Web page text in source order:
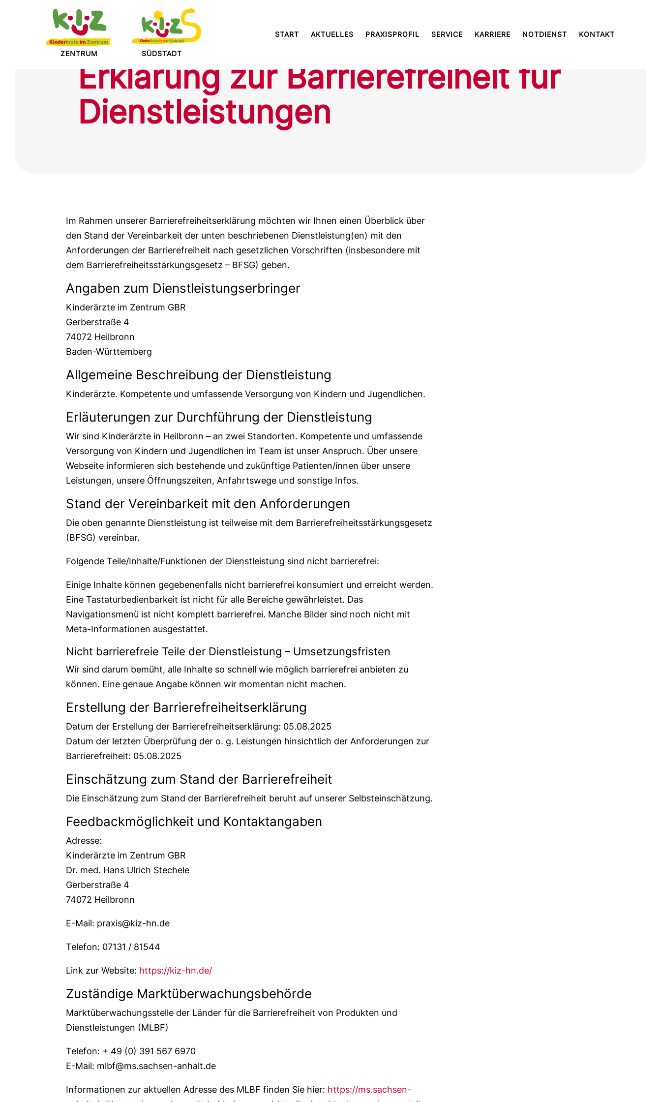
START AKTUELLES PRAXISPROFIL SERVICE KARRIERE NOTDIENST KONTAKT
ZENTRUM SÜDSTADT
Erklärung zur Barrierefreiheit für
Dienstleistungen
Im Rahmen unserer Barrierefreiheitserklärung möchten wir Ihnen einen Überblick über
den Stand der Vereinbarkeit der unten beschriebenen Dienstleistung(en) mit den
Anforderungen der Barrierefreiheit nach gesetzlichen Vorschriften (insbesondere mit
dem Barrierefreiheitsstärkungsgesetz – BFSG) geben.
Angaben zum Dienstleistungserbringer
Kinderärzte im Zentrum GBR
Gerberstraße 4
74072 Heilbronn
Baden-Württemberg
Allgemeine Beschreibung der Dienstleistung
Kinderärzte. Kompetente und umfassende Versorgung von Kindern und Jugendlichen.
Erläuterungen zur Durchführung der Dienstleistung
Wir sind Kinderärzte in Heilbronn – an zwei Standorten. Kompetente und umfassende
Versorgung von Kindern und Jugendlichen im Team ist unser Anspruch. Über unsere
Webseite informieren sich bestehende und zukünftige Patienten/innen über unsere
Leistungen, unsere Öffnungszeiten, Anfahrtswege und sonstige Infos.
Stand der Vereinbarkeit mit den Anforderungen
Die oben genannte Dienstleistung ist teilweise mit dem Barrierefreiheitsstärkungsgesetz
(BFSG) vereinbar.
Folgende Teile/Inhalte/Funktionen der Dienstleistung sind nicht barrierefrei:
Einige Inhalte können gegebenenfalls nicht barrierefrei konsumiert und erreicht werden.
Eine Tastaturbedienbarkeit ist nicht für alle Bereiche gewährleistet. Das
Navigationsmenü ist nicht komplett barrierefrei. Manche Bilder sind noch nicht mit
Meta-Informationen ausgestattet.
Nicht barrierefreie Teile der Dienstleistung – Umsetzungsfristen
Wir sind darum bemüht, alle Inhalte so schnell wie möglich barrierefrei anbieten zu
können. Eine genaue Angabe können wir momentan nicht machen.
Erstellung der Barrierefreiheitserklärung
Datum der Erstellung der Barrierefreiheitserklärung: 05.08.2025
Datum der letzten Überprüfung der o. g. Leistungen hinsichtlich der Anforderungen zur
Barrierefreiheit: 05.08.2025
Einschätzung zum Stand der Barrierefreiheit
Die Einschätzung zum Stand der Barrierefreiheit beruht auf unserer Selbsteinschätzung.
Feedbackmöglichkeit und Kontaktangaben
Adresse:
Kinderärzte im Zentrum GBR
Dr. med. Hans Ulrich Stechele
Gerberstraße 4
74072 Heilbronn
E-Mail: praxis@kiz-hn.de
Telefon: 07131 / 81544
Link zur Website: https://kiz-hn.de/
Zuständige Marktüberwachungsbehörde
Marktüberwachungsstelle der Länder für die Barrierefreiheit von Produkten und
Dienstleistungen (MLBF)
Telefon: + 49 (0) 391 567 6970
E-Mail: mlbf@ms.sachsen-anhalt.de
Informationen zur aktuellen Adresse des MLBF finden Sie hier: https://ms.sachsen-